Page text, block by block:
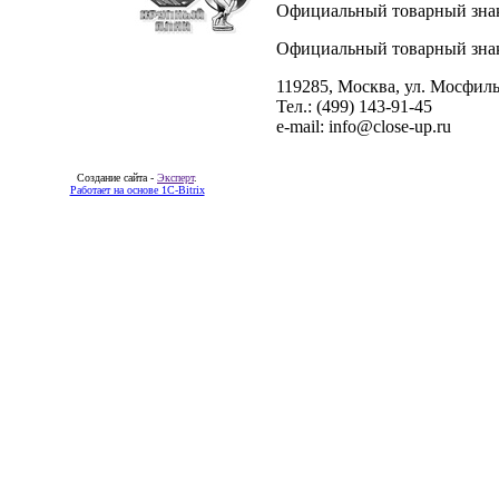
Официальный товарный
Официальный товарный
119285, Москва, ул.
Тел.: (499) 143-91-45
e-mail: info@close-up.ru
Создание сайта - Эксперт.
Работает на основе 1C-Bitrix